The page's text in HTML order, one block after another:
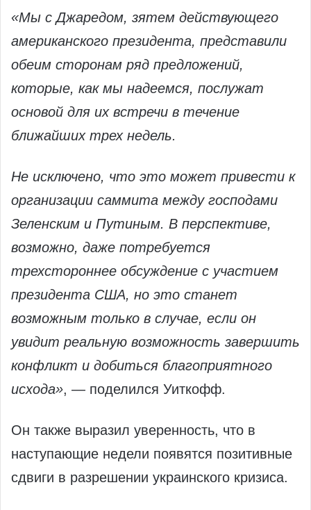
«Мы с Джаредом, зятем действующего
американского президента, представили
обеим сторонам ряд предложений,
которые, как мы надеемся, послужат
основой для их встречи в течение
ближайших трех недель.
Не исключено, что это может привести к
организации саммита между господами
Зеленским и Путиным. В перспективе,
возможно, даже потребуется
трехстороннее обсуждение с участием
президента США, но это станет
возможным только в случае, если он
увидит реальную возможность завершить
конфликт и добиться благоприятного
исхода», — поделился Уиткофф.
Он также выразил уверенность, что в
наступающие недели появятся позитивные
сдвиги в разрешении украинского кризиса.